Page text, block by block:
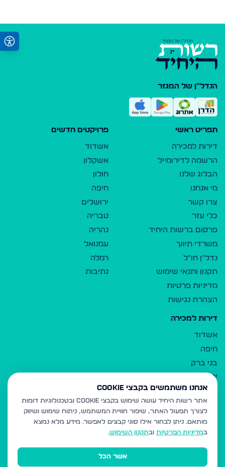
הנדל"ן של המגזר
תפריט ראשי
דירות למכירה
הרשמה לדירומייל
הבלוג שלנו
מי אנחנו
צרו קשר
כלי עזר
פרסום ברשות היחיד
משרדי תיווך
נדל"ן חו"ל
תקנון ותנאי שימוש
מדיניות פרטיות
הצהרת נגישות
פרויקטים חדשים
אשדוד
אשקלון
חולון
חיפה
ירושלים
טבריה
נהריה
עמנואל
רמלה
נתיבות
דירות למכירה
אשדוד
חיפה
בני ברק
ירושלים
אלעד
גבעת זאב
בית שמש
רכסים
מודיעין עילית
אנחנו משתמשים בקבצי Cookie
אתר רשות היחיד עושה שימוש בקבצי Cookie ובטכנולוגיות דומות
לצורך תפעול האתר, שיפור חוויית המשתמש, ניתוח שימוש ושיווק
מותאם. ניתן לבחור אילו סוגי קבצים לאפשר. מידע מלא נמצא
במדיניות הפרטיות ובתקנון השימוש.
אשר הכל